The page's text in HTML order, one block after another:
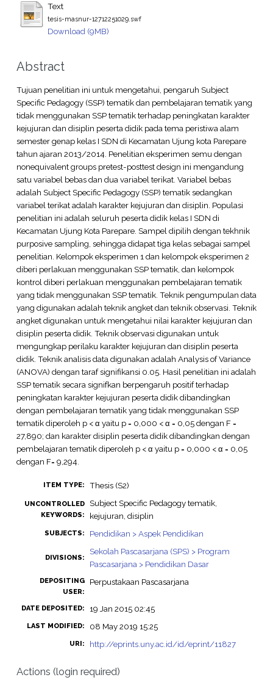
Text
tesis-masnur-12712251029.swf
Download (9MB)
Abstract
Tujuan penelitian ini untuk mengetahui, pengaruh Subject
Specific Pedagogy (SSP) tematik dan pembelajaran tematik yang
tidak menggunakan SSP tematik terhadap peningkatan karakter
kejujuran dan disiplin peserta didik pada tema peristiwa alam
semester genap kelas I SDN di Kecamatan Ujung kota Parepare
tahun ajaran 2013/2014. Penelitian eksperimen semu dengan
nonequivalent groups pretest-posttest design ini mengandung
satu variabel bebas dan dua variabel terikat. Variabel bebas
adalah Subject Specific Pedagogy (SSP) tematik sedangkan
variabel terikat adalah karakter kejujuran dan disiplin. Populasi
penelitian ini adalah seluruh peserta didik kelas I SDN di
Kecamatan Ujung Kota Parepare. Sampel dipilih dengan tekhnik
purposive sampling, sehingga didapat tiga kelas sebagai sampel
penelitian. Kelompok eksperimen 1 dan kelompok eksperimen 2
diberi perlakuan menggunakan SSP tematik, dan kelompok
kontrol diberi perlakuan menggunakan pembelajaran tematik
yang tidak menggunakan SSP tematik. Teknik pengumpulan data
yang digunakan adalah teknik angket dan teknik observasi. Teknik
angket digunakan untuk mengetahui nilai karakter kejujuran dan
disiplin peserta didik. Teknik observasi digunakan untuk
mengungkap perilaku karakter kejujuran dan disiplin peserta
didik. Teknik analisis data digunakan adalah Analysis of Variance
(ANOVA) dengan taraf signifikansi 0.05. Hasil penelitian ini adalah
SSP tematik secara signifkan berpengaruh positif terhadap
peningkatan karakter kejujuran peserta didik dibandingkan
dengan pembelajaran tematik yang tidak menggunakan SSP
tematik diperoleh p < α yaitu p = 0,000 < α = 0,05 dengan F =
27,890; dan karakter disiplin peserta didik dibandingkan dengan
pembelajaran tematik diperoleh p < α yaitu p = 0,000 < α = 0,05
dengan F= 9,294.
ITEM TYPE: Thesis (S2)
UNCONTROLLED
KEYWORDS:
Subject Specific Pedagogy tematik,
kejujuran, disiplin
SUBJECTS: Pendidikan > Aspek Pendidikan
DIVISIONS:
Sekolah Pascasarjana (SPS) > Program
Pascasarjana > Pendidikan Dasar
DEPOSITING
USER:
Perpustakaan Pascasarjana
DATE DEPOSITED: 19 Jan 2015 02:45
LAST MODIFIED: 08 May 2019 15:25
URI: http://eprints.uny.ac.id/id/eprint/11827
Actions (login required)